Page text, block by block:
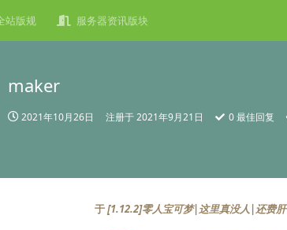
站版规 服务器资讯版块
maker
2021年10月26日 注册于2021年9月21日 0最佳回复
于[1.12.2]零人宝可梦|这里真没人|还费肝